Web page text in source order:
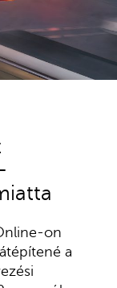
on
a